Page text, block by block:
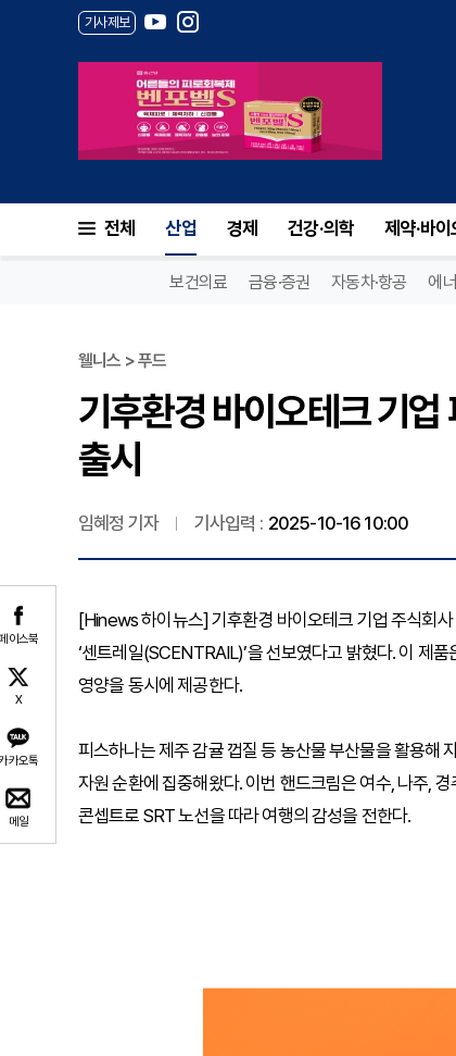
기사제보
전체 산업 경제 건강·의학 제약·바이
보건의료 금융·증권 자동차·항공 에
이스북
X
카오톡
메일
웰니스 > 푸드
기후환경 바이오테크 기
출시
임혜정 기자 기사입력 : 2025-10-16 10:00
[Hinews 하이뉴스] 기후환경 바이오테크 기업 주식회
‘센트레일(SCENTRAIL)’을 선보였다고 밝혔다. 이 제
영양을 동시에 제공한다.
피스하나는 제주 감귤 껍질 등 농산물 부산물을 활용해
자원 순환에 집중해왔다. 이번 핸드크림은 여수, 나주,
콘셉트로 SRT 노선을 따라 여행의 감성을 전한다.